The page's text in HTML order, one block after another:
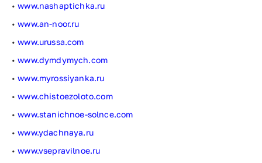
•www.nashaptichka.ru
•www.an-noor.ru
•www.urussa.com
•www.dymdymych.com
•www.myrossiyanka.ru
•www.chistoezoloto.com
•www.stanichnoe-solnce.com
•www.ydachnaya.ru
•www.vsepravilnoe.ru